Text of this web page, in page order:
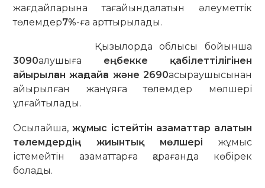
жағдайларына тағайындалатын әлеуметтік
төлемдер7%-ға арттырылады.
Қызылорда облысы бойынша
3090алушыға еңбекке қабілеттілігінен
айырылған жағдайға және 2690асыраушысынан
айырылған жанұяға төлемдер мөлшері
ұлғайтылады.
Осылайша,жұмыс істейтін азаматтар алатын
төлемдердің жиынтық мөлшері жұмыс
істемейтін азаматтарға қарағанда көбірек
болады.